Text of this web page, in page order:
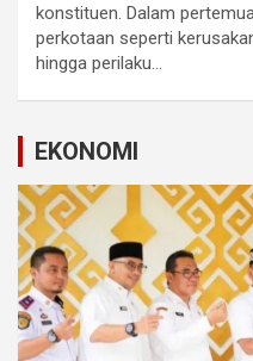
konstituen. Dalam
perkotaan seperti
hingga perilaku…
EKONOMI